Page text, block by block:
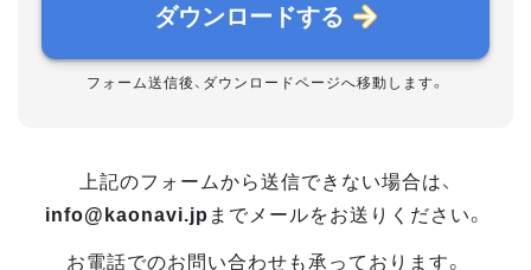
ダウンロードする
フォーム送信後、ダウンロードページへ移動します。
上記のフォームから送信できない場合は、
info@kaonavi.jp までメールをお送りください。
お電話でのお問い合わせも承っております。